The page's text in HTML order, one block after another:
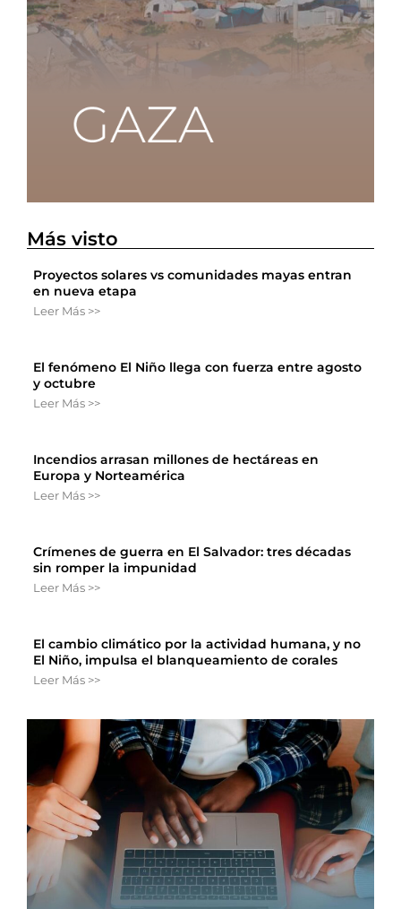
Más visto
Proyectos solares vs comunidades mayas entran
en nueva etapa
Leer Más >>
El fenómeno El Niño llega con fuerza entre agosto
y octubre
Leer Más >>
Incendios arrasan millones de hectáreas en
Europa y Norteamérica
Leer Más >>
Crímenes de guerra en El Salvador: tres décadas
sin romper la impunidad
Leer Más >>
El cambio climático por la actividad humana, y no
El Niño, impulsa el blanqueamiento de corales
Leer Más >>